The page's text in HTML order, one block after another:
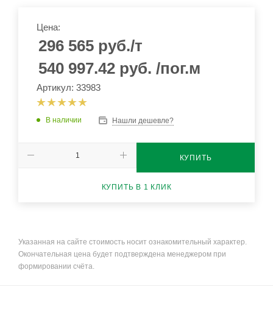
Цена:
296 565 руб./т
540 997.42 руб. /пог.м
Артикул: 33983
В наличии Нашли дешевле?
КУПИТЬ
КУПИТЬ В 1 КЛИК
Указанная на сайте стоимость носит ознакомительный характер.
Окончательная цена будет подтверждена менеджером при
формировании счёта.